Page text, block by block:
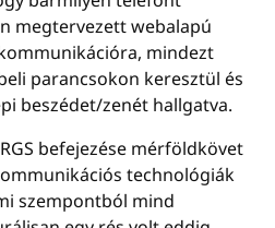
megtervezett webalapú
mindezt
parancsokon keresztül és
beszédet/zenét hallgatva.
befejezése mérföldkövet
technológiák
szempontból mind